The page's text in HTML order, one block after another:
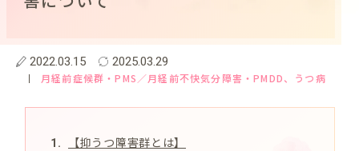
2022.03.15 2025.03.29
月経前症候群・PMS／月経前不快気分障害・PMDD、うつ病
【抑うつ障害群とは】